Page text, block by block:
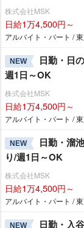
株式会社MSK
日給1万4,500円～
アルバイト・パート /
NEW
日勤・日
週1日～OK
株式会社MSK
日給1万4,500円～
アルバイト・パート /
NEW
日勤・溜
り/週1日～OK
株式会社MSK
日給1万4,500円～
アルバイト・パート /
NEW
日勤・入